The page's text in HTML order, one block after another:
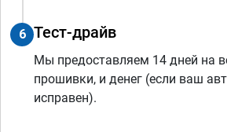
6 Тест-драйв
Мы предоставляем 14 дней на
прошивки, и денег (если ваш
исправен).